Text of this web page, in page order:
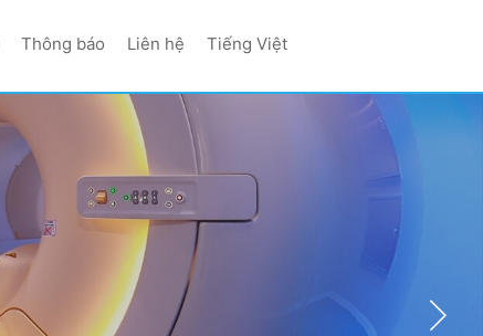
Thông báo Liên hệ Tiếng Việt